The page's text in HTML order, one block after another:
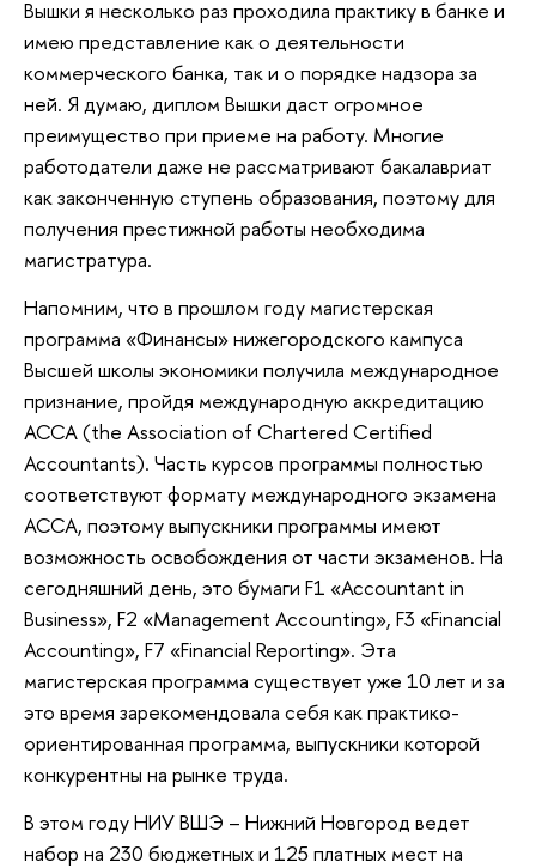
Вышки я несколько раз проходила практику в банке и
имею представление как о деятельности
коммерческого банка, так и о порядке надзора за
ней. Я думаю, диплом Вышки даст огромное
преимущество при приеме на работу. Многие
работодатели даже не рассматривают бакалавриат
как законченную ступень образования, поэтому для
получения престижной работы необходима
магистратура.
Напомним, что в прошлом году магистерская
программа «Финансы» нижегородского кампуса
Высшей школы экономики получила международное
признание, пройдя международную аккредитацию
АССА (the Association of Chartered Certified
Accountants). Часть курсов программы полностью
соответствуют формату международного экзамена
АССА, поэтому выпускники программы имеют
возможность освобождения от части экзаменов. На
сегодняшний день, это бумаги F1 «Accountant in
Business», F2 «Management Accounting», F3 «Financial
Accounting», F7 «Financial Reporting». Эта
магистерская программа существует уже 10 лет и за
это время зарекомендовала себя как практико-
ориентированная программа, выпускники которой
конкурентны на рынке труда.
В этом году НИУ ВШЭ – Нижний Новгород ведет
набор на 230 бюджетных и 125 платных мест на